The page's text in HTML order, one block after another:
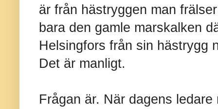
är från hästryggen man
bara den gamle marskalken
Helsingfors från sin hästrygg
Det är manligt.
Frågan är. När dagens